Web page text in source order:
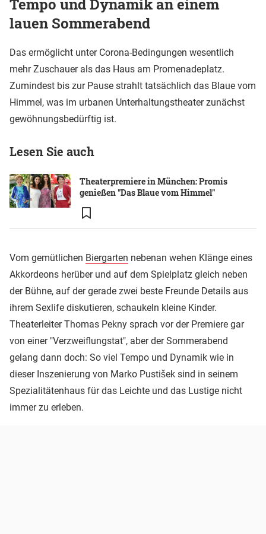
Tempo und Dynamik an einem
lauen Sommerabend
Das ermöglicht unter Corona-Bedingungen wesentlich
mehr Zuschauer als das Haus am Promenadeplatz.
Zumindest bis zur Pause strahlt tatsächlich das Blaue vom
Himmel, was im urbanen Unterhaltungstheater zunächst
gewöhnungsbedürftig ist.
Lesen Sie auch
Theaterpremiere in München: Promis
genießen "Das Blaue vom Himmel"
Vom gemütlichen Biergarten nebenan wehen Klänge eines
Akkordeons herüber und auf dem Spielplatz gleich neben
der Bühne, auf der gerade zwei beste Freunde Details aus
ihrem Sexlife diskutieren, schaukeln kleine Kinder.
Theaterleiter Thomas Pekny sprach vor der Premiere gar
von einer "Verzweiflungstat", aber der Sommerabend
gelang dann doch: So viel Tempo und Dynamik wie in
dieser Inszenierung von Marko Pustišek sind in seinem
Spezialitätenhaus für das Leichte und das Lustige nicht
immer zu erleben.